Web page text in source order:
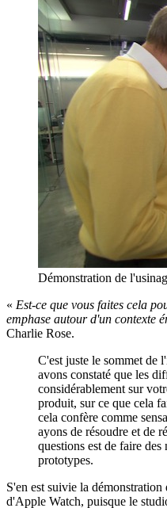
Démonstration de
« Est-ce que vous faites cela
emphase autour d'un contexte
Charlie Rose.
C'est juste le sommet de
avons constaté que les
considérablement sur
produit, sur ce que cela
cela confère comme
ayons de résoudre et de
questions est de faire des
prototypes.
S'en est suivie la
d'Apple Watch, puisque le